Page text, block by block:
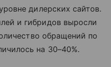
дилерских сайтов.
и гибридов выросли
обращений по
на 30–40%.